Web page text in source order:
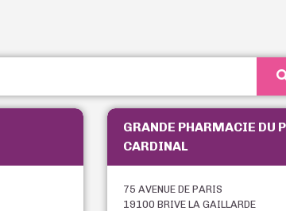
GRANDE PHARMACIE DU
CARDINAL
75 AVENUE DE PARIS
19100 BRIVE LA GAILLARDE